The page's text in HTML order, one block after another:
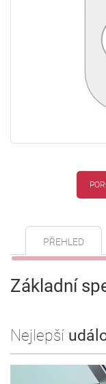
PŘEHLED
Základní
Nejlepší